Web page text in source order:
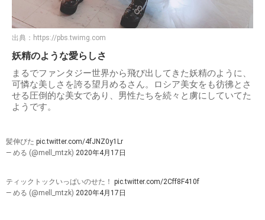
出典： https://pbs.twimg.com
妖精のような愛らしさ
まるでファンタジー世界から飛び出してきた妖精のように、
可憐な美しさを誇る望月めるさん。ロシア美女をも彷彿とさ
せる圧倒的な美女であり、男性たちを続々と虜にしていてた
ようです。
髪伸びた pic.twitter.com/4fJNZ0y1Lr
— める (@mell_mtzk) 2020年4月17日
ティックトックいっぱいのせた！ pic.twitter.com/2Cff8F410f
— める (@mell_mtzk) 2020年4月17日